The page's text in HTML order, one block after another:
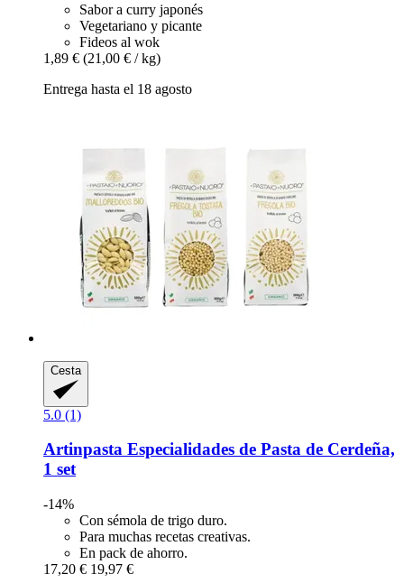
Sabor a curry japonés
Vegetariano y picante
Fideos al wok
1,89 € (21,00 € / kg)
Entrega hasta el 18 agosto
Cesta
5.0 (1)
Artinpasta Especialidades de Pasta de Cerdeña,
1 set
-14%
Con sémola de trigo duro.
Para muchas recetas creativas.
En pack de ahorro.
17,20 € 19,97 €